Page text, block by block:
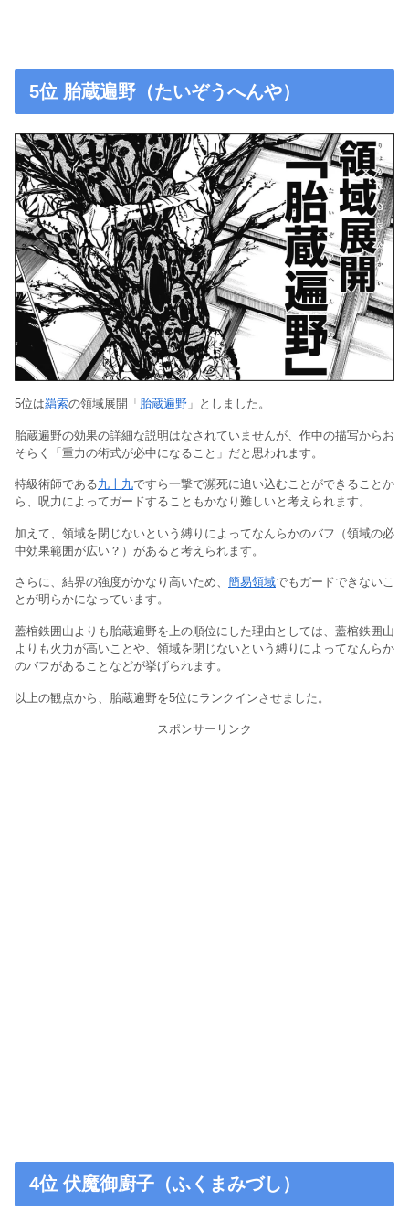
5位 胎蔵遍野（たいぞうへんや）
5位は羂索の領域展開「 胎蔵遍野 」としました。
胎蔵遍野の効果の詳細な説明はなされていませんが、作中の描写からお
そらく「重力の術式が必中になること」だと思われます。
特級術師である九十九ですら一撃で瀕死に追い込むことができることか
ら、呪力によってガードすることもかなり難しいと考えられます。
加えて、領域を閉じないという縛りによってなんらかのバフ（領域の必
中効果範囲が広い？）があると考えられます。
さらに、結界の強度がかなり高いため、 簡易領域でもガードできないこ
とが明らかになっています。
蓋棺鉄囲山よりも胎蔵遍野を上の順位にした理由としては、蓋棺鉄囲山
よりも火力が高いことや、領域を閉じないという縛りによってなんらか
のバフがあることなどが挙げられます。
以上の観点から、胎蔵遍野を5位にランクインさせました。
スポンサーリンク
4位 伏魔御廚子（ふくまみづし）